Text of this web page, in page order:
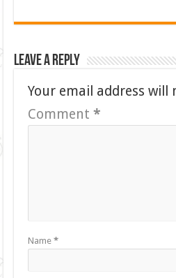
Leave a Reply
Your email address will
Comment*
Name*